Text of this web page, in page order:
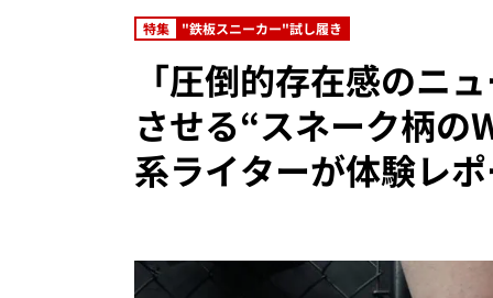
特集 "鉄板スニーカー"試し履き
「圧倒的存在感のニ
させる“スネーク柄
系ライターが体験レ